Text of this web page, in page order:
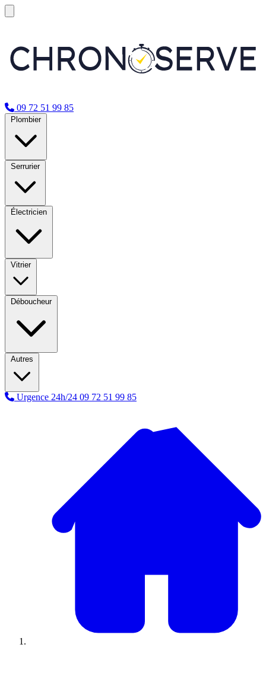
09 72 51 99 85
Plombier
Serrurier
Électricien
Vitrier
Déboucheur
Autres
Urgence 24h/24 09 72 51 99 85